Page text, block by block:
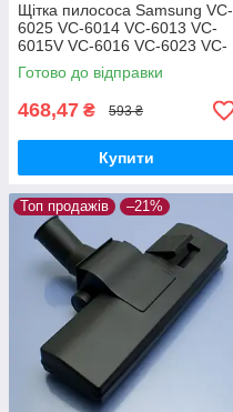
Щітка пилососа Samsung VC-
6025 VC-6014 VC-6013 VC-
6015V VC-6016 VC-6023 VC-
6024 для ламіната паркета
Готово до відправки
468,47 ₴ 593 ₴
Купити
Топ продажів –21%